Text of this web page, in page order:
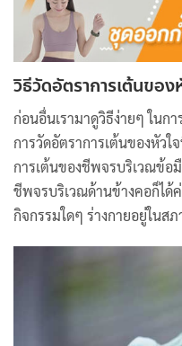
วิธีวัดอัตราการเต้นของ
ก่อนอื่นเรามาดูวิธีง่ายๆ ในก
การวัดอัตราการเต้นของหัว
การเต้นของชีพจรบริเวณข้อ
ชีพจรบริเวณด้านข้างคอก็ได้
กิจกรรมใดๆ ร่างกายอยู่ในส